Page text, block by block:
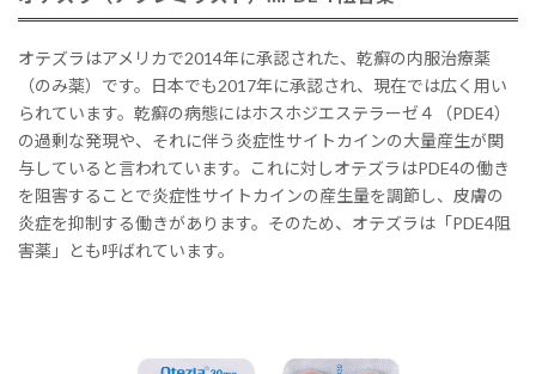
オテズラはアメリカで2014年に承認された、乾癬の内服治療薬
（のみ薬）です。日本でも2017年に承認され、現在では広く用い
られています。乾癬の病態にはホスホジエステラーゼ４（PDE4）
の過剰な発現や、それに伴う炎症性サイトカインの大量産生が関
与していると言われています。これに対しオテズラはPDE4の働き
を阻害することで炎症性サイトカインの産生量を調節し、皮膚の
炎症を抑制する働きがあります。そのため、オテズラは「PDE4阻
害薬」とも呼ばれています。